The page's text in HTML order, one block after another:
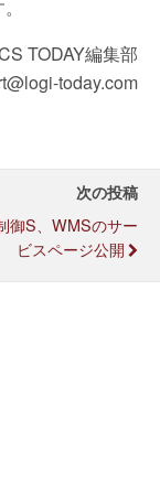
TODAY編集部
today.com
次の投稿
御S、WMSのサー
ビスページ公開